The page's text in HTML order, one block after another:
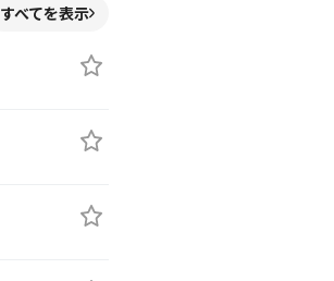
すべてを表示